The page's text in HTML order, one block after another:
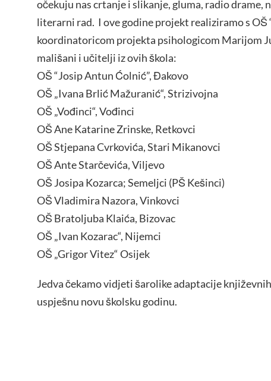
očekuju nas crtanje i slikanje, gluma, radio drame,
literarni rad. I ove godine projekt realiziramo s OŠ
koordinatoricom projekta psihologicom Marijom
mališani i učitelji iz ovih škola:
OŠ “Josip Antun Ćolnić”, Đakovo
OŠ „Ivana Brlić Mažuranić“, Strizivojna
OŠ „Vođinci“, Vođinci
OŠ Ane Katarine Zrinske, Retkovci
OŠ Stjepana Cvrkovića, Stari Mikanovci
OŠ Ante Starčevića, Viljevo
OŠ Josipa Kozarca; Semeljci (PŠ Kešinci)
OŠ Vladimira Nazora, Vinkovci
OŠ Bratoljuba Klaića, Bizovac
OŠ „Ivan Kozarac“, Nijemci
OŠ „Grigor Vitez“ Osijek
Jedva čekamo vidjeti šarolike adaptacije
uspješnu novu školsku godinu.